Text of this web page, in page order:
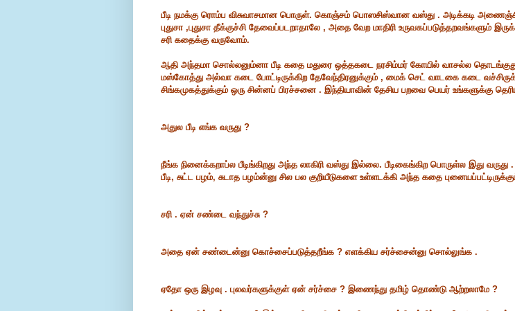
பீடி நமக்கு ரொம்ப விசுவாசமான பொருள். கொஞ்சம் பொஸசிஸ்வான வஸ்து . அடிக்கடி
புதுசா ,புதுசா தீக்குச்சி தேவைப்படறாதாலே , அதை வேற மாதிரி உருவகப்படுத்தறவங்களும்
சரி கதைக்கு வருவோம்.
ஆதி அந்தமா சொல்லனும்னா பீடி கதை மதுரை ஒத்தகடை நரசிம்மர் கோயில் வாசல்ல
மஸ்கோத்து அல்வா கடை போட்டிருக்கிற தேவேந்திரனுக்கும் , மைக் செட் வாடகை கடை
சிங்கமுகத்துக்கும் ஒரு சின்னப் பிரச்சனை . இந்தியாவின் தேசிய பறவை பெயர் உங்களுக்கு
அதுல பீடி எங்க வருது ?
நீங்க நினைக்கறாப்ல பீடிங்கிறது அந்த லாகிரி வஸ்து இல்லை. பீடிகைங்கிற பொருள்ல இது வருது
பீடி, சுட்ட பழம், சுடாத பழம்ன்னு சில பல குறியீடுகளை உள்ளடக்கி அந்த கதை
சரி . ஏன் சண்டை வந்துச்சு ?
அதை ஏன் சண்டைன்னு கொச்சைப்படுத்தறீங்க ? எளக்கிய சர்ச்சைன்னு சொல்லுங்க .
ஏதோ ஒரு இழவு . புலவர்களுக்குள் ஏன் சர்ச்சை ? இணைந்து தமிழ் தொண்டு ஆற்றலாமே ?